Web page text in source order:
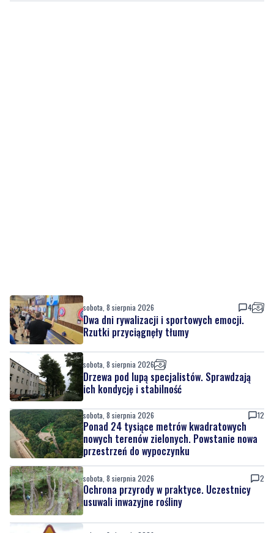
sobota, 8 sierpnia 2026 4
Dwa dni rywalizacji i sportowych emocji.
Rzutki przyciągnęły tłumy
sobota, 8 sierpnia 2026
Drzewa pod lupą specjalistów. Sprawdzają
ich kondycję i stabilność
sobota, 8 sierpnia 2026 12
Ponad 24 tysiące metrów kwadratowych
nowych terenów zielonych. Powstanie nowa
przestrzeń do wypoczynku
sobota, 8 sierpnia 2026 2
Ochrona przyrody w praktyce. Uczestnicy
usuwali inwazyjne rośliny